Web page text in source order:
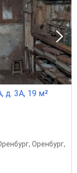
д. 3А, 19 м²
, Оренбург,